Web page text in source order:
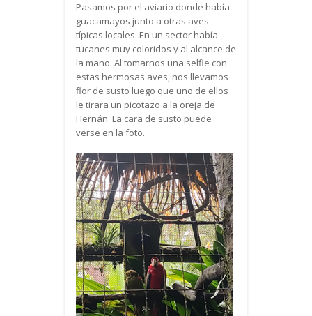
Pasamos por el aviario donde había
guacamayos junto a otras aves
típicas locales. En un sector había
tucanes muy coloridos y al alcance de
la mano. Al tomarnos una selfie con
estas hermosas aves, nos llevamos
flor de susto luego que uno de ellos
le tirara un picotazo a la oreja de
Hernán. La cara de susto puede
verse en la foto.